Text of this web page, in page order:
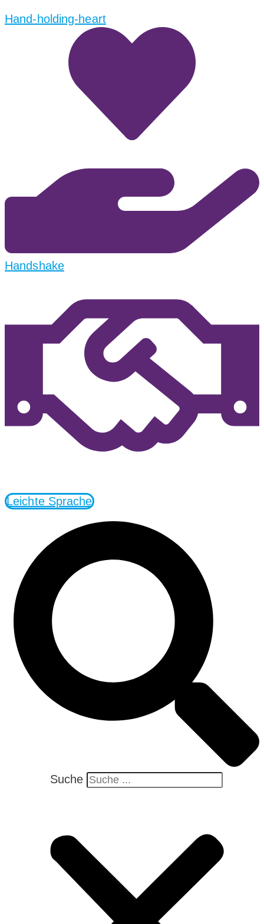
Hand-holding-heart
Handshake
Leichte Sprache
Suche